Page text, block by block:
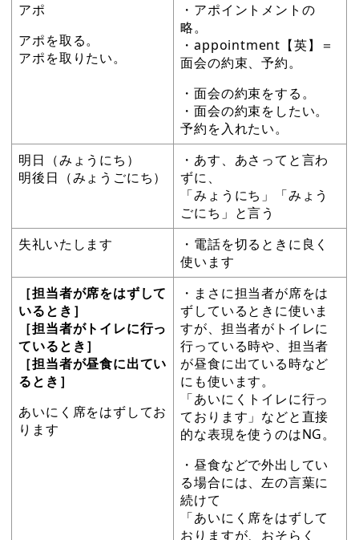
アポ
アポを取る。
アポを取りたい。
・アポイントメントの
略。
・appointment【英】＝
面会の約束、予約。
・面会の約束をする。
・面会の約束をしたい。
予約を入れたい。
明日（みょうにち）
明後日（みょうごにち）
・あす、あさってと言わ
ずに、
「みょうにち」「みょう
ごにち」と言う
失礼いたします
・電話を切るときに良く
使います
［担当者が席をはずして
いるとき］
［担当者がトイレに行っ
ているとき］
［担当者が昼食に出てい
るとき］
あいにく席をはずしてお
ります
・まさに担当者が席をは
ずしているときに使いま
すが、担当者がトイレに
行っている時や、担当者
が昼食に出ている時など
にも使います。
「あいにくトイレに行っ
ております」などと直接
的な表現を使うのはNG。
・昼食などで外出してい
る場合には、左の言葉に
続けて
「あいにく席をはずして
おりますが、おそらく